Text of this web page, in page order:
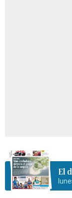
El